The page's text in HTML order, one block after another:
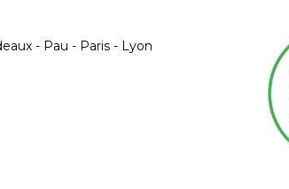
- Pau - Paris - Lyon